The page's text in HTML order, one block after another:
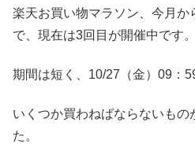
楽天お買い物マラソン、今月か
で、現在は3回目が開催中です。
期間は短く、10/27（金）09：
いくつか買わねばならないもの
た。